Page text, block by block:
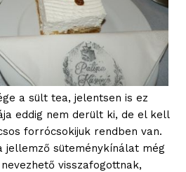
a sült tea, jelentsen is ez
eddig nem derült ki, de el kell
forrócsokijuk rendben van.
jellemző süteménykínálat még
visszafogottnak,